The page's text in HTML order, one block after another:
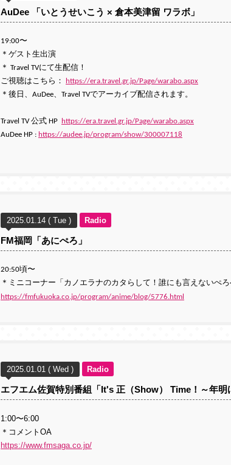
AuDee 「いとうせいこう × 倉本美津留 ワラボ」
19:00〜
＊ゲスト生出演
＊ Travel TVにて生配信！
ご視聴はこちら：
https://era.travel.gr.jp/Page/warabo.aspx
＊ 後日、AuDee、Travel TVでアーカイブ配信されます。
Travel TV 公式 HP
https://era.travel.gr.jp/Page/warabo.aspx
AuDee HP : https://audee.jp/program/show/300007118
2025.01.14 ( Tue ) Radio
FM福岡「あにぺろ」
20:50頃〜
＊ミニコーナー「カノエラナのカタらして！誰にも言えないぺ
https://fmfukuoka.co.jp/program/anime/blog/5776.html
2025.01.01 ( Wed ) Radio
エフエム佐賀特別番組「It's 正（Show） Time！～年明
1:00〜6:00
＊コメントOA
https://www.fmsaga.co.jp/